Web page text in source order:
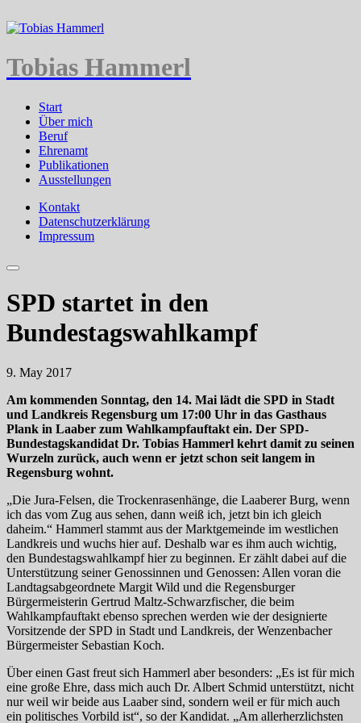
Tobias Hammerl
Start
Über mich
Beruf
Ehrenamt
Publikationen
Ausstellungen
Kontakt
Datenschutzerklärung
Impressum
SPD startet in den
Bundestagswahlkampf
9. May 2017
Am kommenden Sonntag, den 14. Mai lädt die SPD in Stadt
und Landkreis Regensburg um 17:00 Uhr in das Gasthaus
Plank in Laaber zum Wahlkampfauftakt ein. Der SPD-
Bundestagskandidat Dr. Tobias Hammerl kehrt damit zu seinen
Wurzeln zurück, auch wenn er jetzt schon seit langem in
Regensburg wohnt.
„Die Jura-Felsen, die Trockenrasenhänge, die Laaberer Burg, wenn
ich das vom Zug aus sehen, dann weiß ich, jetzt bin ich gleich
daheim.“ Hammerl stammt aus der Marktgemeinde im westlichen
Landkreis und wuchs hier auf. Deshalb war es ihm auch wichtig,
den Bundestagswahlkampf hier zu beginnen. Er zählt dabei auf die
Unterstützung seiner Genossinnen und Genossen: Allen voran die
Landtagsabgeordnete Margit Wild und die Regensburger
Bürgermeisterin Gertrud Maltz-Schwarzfischer, die beim
Wahlkampfauftakt ebenso sprechen werden wie der designierte
Vorsitzende der SPD in Stadt und Landkreis, der Wenzenbacher
Bürgermeister Sebastian Koch.
Über einen Gast freut sich Hammerl aber besonders: „Es ist für mich
eine große Ehre, dass mich auch Dr. Albert Schmid unterstützt, nicht
nur weil wir beide aus Laaber sind, sondern weil er für mich auch
ein politisches Vorbild ist“, so der Kandidat. „Am allerherzlichsten